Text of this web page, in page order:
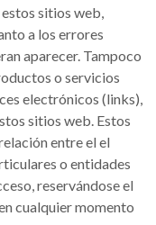
sitios web,
a los errores
aparecer. Tampoco
o servicios
electrónicos (links),
sitios web. Estos
entre el el
o entidades
reservándose el
cualquier momento